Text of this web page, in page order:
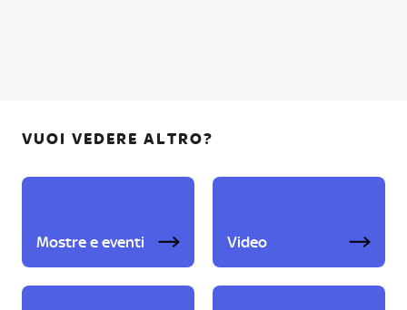
VUOI VEDERE ALTRO?
Mostre e eventi Video